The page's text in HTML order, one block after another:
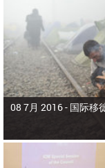
08 7月 2016 - 国际移